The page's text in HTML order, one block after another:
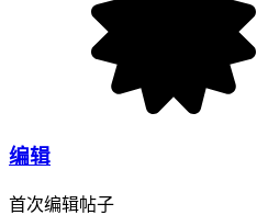
编辑
首次编辑帖子